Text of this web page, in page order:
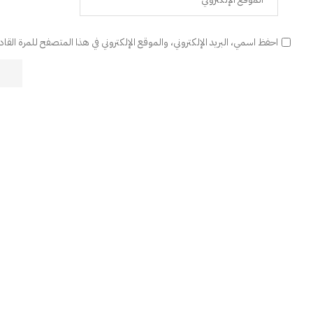
احفظ اسمي، البريد الإلكتروني، والموقع الإلكتروني في هذا المتصفح للمرة